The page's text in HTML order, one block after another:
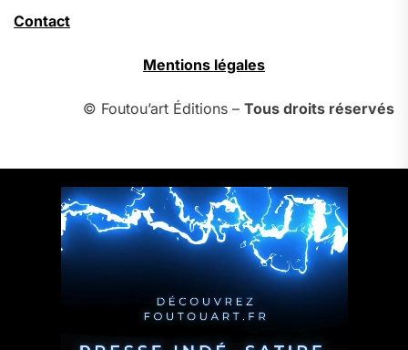
Contact
Mentions légales
© Foutou’art Éditions – Tous droits réservés